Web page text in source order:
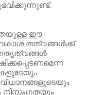
ഈ
തത്വങ്ങള്‍ക്ക്
നിസ്സംഗതയും